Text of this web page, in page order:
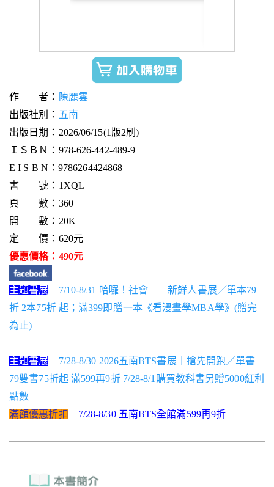
作 者： 陳麗雲
出版社別： 五南
出版日期：2026/06/15(1版2刷)
ＩＳＢＮ：978-626-442-489-9
E I S B N：9786264424868
書 號：1XQL
頁 數：360
開 數：20K
定 價：620元
優惠價格：490元
主題書展
7/10-8/31 哈囉！社會——新鮮人書展／單本79
折 2本75折 起；滿399即贈一本《看漫畫學MBA學》(贈完
為止)
主題書展
7/28-8/30 2026五南BTS書展｜搶先開跑／單書
79雙書75折起 滿599再9折 7/28-8/1購買教科書另贈5000紅利
點數
滿額優惠折扣
7/28-8/30 五南BTS全館滿599再9折